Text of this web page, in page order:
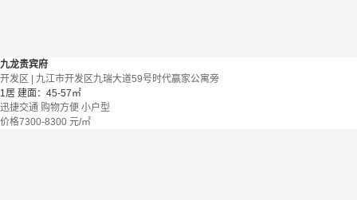
九龙贵宾府
开发区 | 九江市开发区九瑞大道59号时代赢家公寓旁
1居 建面：45-57㎡
迅捷交通 购物方便 小户型
价格7300-8300 元/㎡